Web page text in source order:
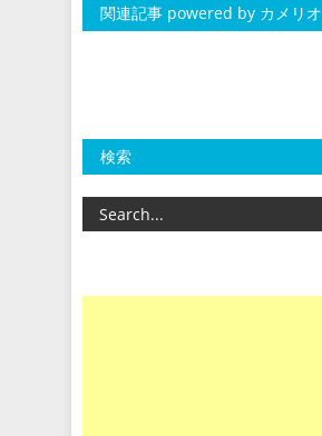
関連記事 powered by カメリオ
検索